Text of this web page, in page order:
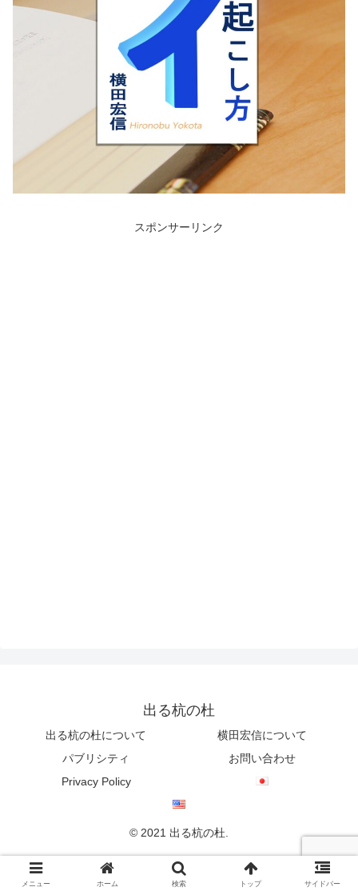
スポンサーリンク
出る杭の杜
出る杭の杜について
横田宏信について
パブリシティ
お問い合わせ
Privacy Policy
© 2021 出る杭の杜.
メニュー ホーム 検索 トップ サイドバー